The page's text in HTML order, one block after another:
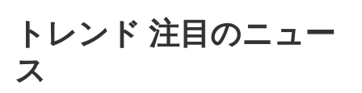
トレンド 注目のニュー
ス